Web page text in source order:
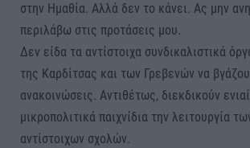
στην Ημαθία. Αλλά δεν το κάνει. Ας μην
περιλάβω στις προτάσεις μου.
Δεν είδα τα αντίστοιχα συνδικαλιστικά
της Καρδίτσας και των Γρεβενών να
ανακοινώσεις. Αντιθέτως, διεκδικούν
μικροπολιτικά παιχνίδια την λειτουργία
αντίστοιχων σχολών.